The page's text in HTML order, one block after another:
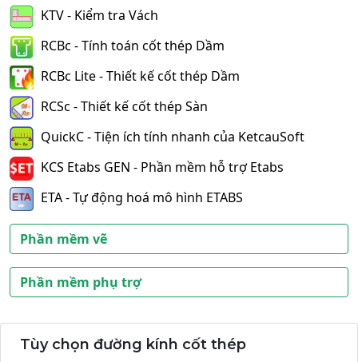
KTV - Kiểm tra Vách
RCBc - Tính toán cốt thép Dầm
RCBc Lite - Thiết kế cốt thép Dầm
RCSc - Thiết kế cốt thép Sàn
QuickC - Tiện ích tính nhanh của KetcauSoft
KCS Etabs GEN - Phần mềm hỗ trợ Etabs
ETA - Tự động hoá mô hình ETABS
Phần mềm vẽ
Phần mềm phụ trợ
Tùy chọn đường kính cốt thép